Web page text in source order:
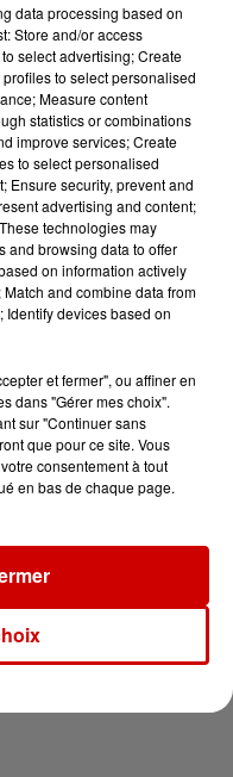
pour le
Automobile au
invite à
!
votre balade
data processing based on
Store and/or access
select advertising; Create
to select personalised
Measure content
statistics or combinations
improve services; Create
to select personalised
Ensure security, prevent and
advertising and content;
technologies may
and browsing data to offer
on information actively
and combine data from
Identify devices based on
et fermer", ou affiner en
dans "Gérer mes choix".
sur "Continuer sans
que pour ce site. Vous
consentement à tout
en bas de chaque page.